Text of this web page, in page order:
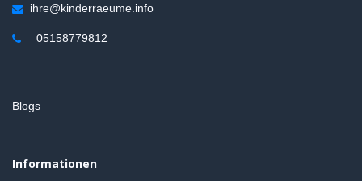
ihre@kinderraeume.info
05158779812
Blogs
Informationen